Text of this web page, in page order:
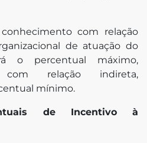
com relação
de atuação do
o percentual máximo,
relação indireta,
mínimo.
de Incentivo à